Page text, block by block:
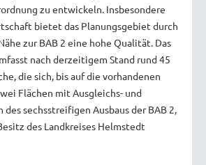
zu entwickeln. Insbesondere
bietet das Planungsgebiet durch
zur BAB 2 eine hohe Qualität. Das
nach derzeitigem Stand rund 45
die sich, bis auf die vorhandenen
Flächen mit Ausgleichs- und
des sechsstreifigen Ausbaus der BAB 2,
des Landkreises Helmstedt